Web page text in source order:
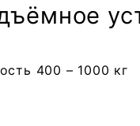
400 – 1000 кг